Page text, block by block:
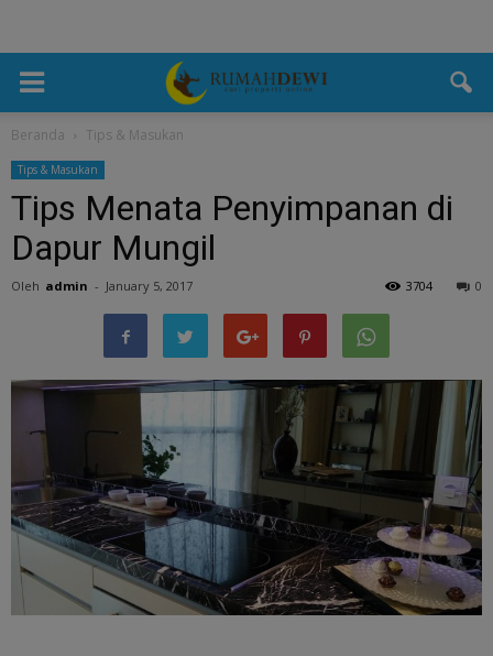
Beranda Tips & Masukan
Tips & Masukan
Tips Menata Penyimpanan di
Dapur Mungil
Oleh admin - January 5, 2017 0
3704